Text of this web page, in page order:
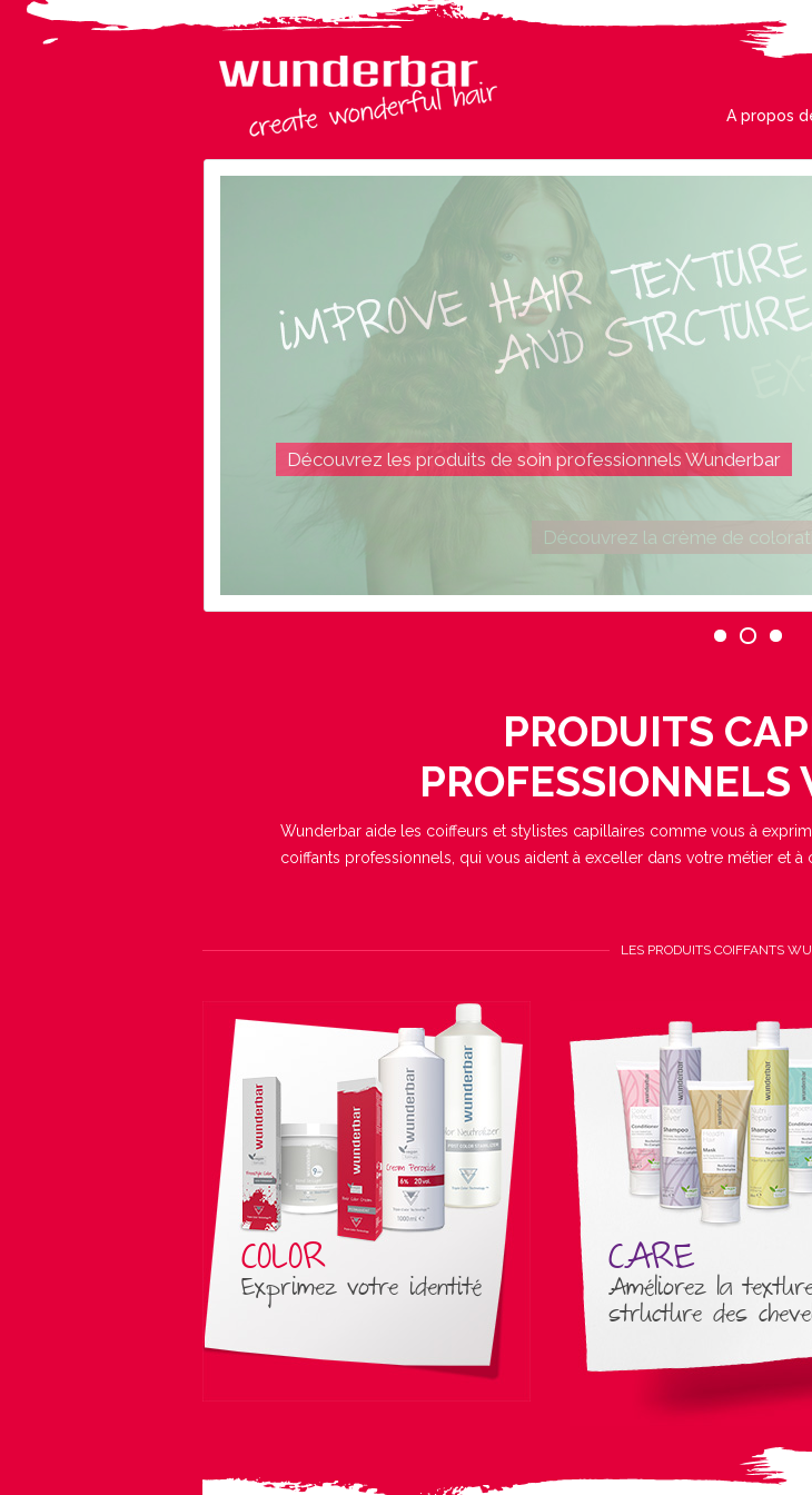
A propos
Découvrez les produits de soin professionnels Wunderbar
PRODUITS
Wunderbar aide les coiffeurs et stylistes capillaires comme vous à
coiffants professionnels, qui vous aident à exceller dans votre métier et à
LES PRODUITS COIFFANTS
COLOR
Exprimez votre identité
CARE
Améliorez la
structure des